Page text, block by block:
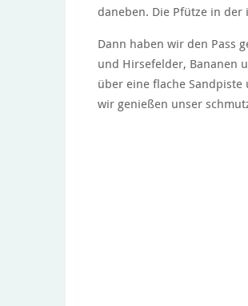
daneben. Die Pfütze in
Dann haben wir den Pass
und Hirsefelder, Bananen
über eine flache
wir genießen unser